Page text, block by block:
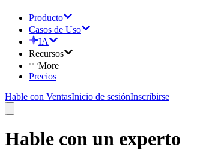
Producto
Casos de Uso
IA
Recursos
More
Precios
Hable con VentasInicio de sesiónInscribirse
Hable con un experto